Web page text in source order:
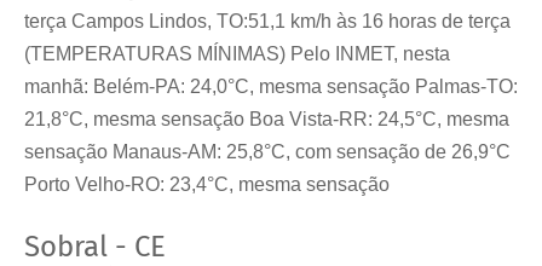
terça Campos Lindos, TO:51,1 km/h às 16 horas de terça
(TEMPERATURAS MÍNIMAS) Pelo INMET, nesta
manhã: Belém-PA: 24,0°C, mesma sensação Palmas-TO:
21,8°C, mesma sensação Boa Vista-RR: 24,5°C, mesma
sensação Manaus-AM: 25,8°C, com sensação de 26,9°C
Porto Velho-RO: 23,4°C, mesma sensação
Sobral - CE